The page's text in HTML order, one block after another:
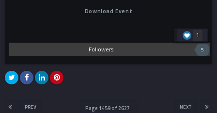
1
Download Event
Followers 5
PREV NEXT
Page 1459 of 2627